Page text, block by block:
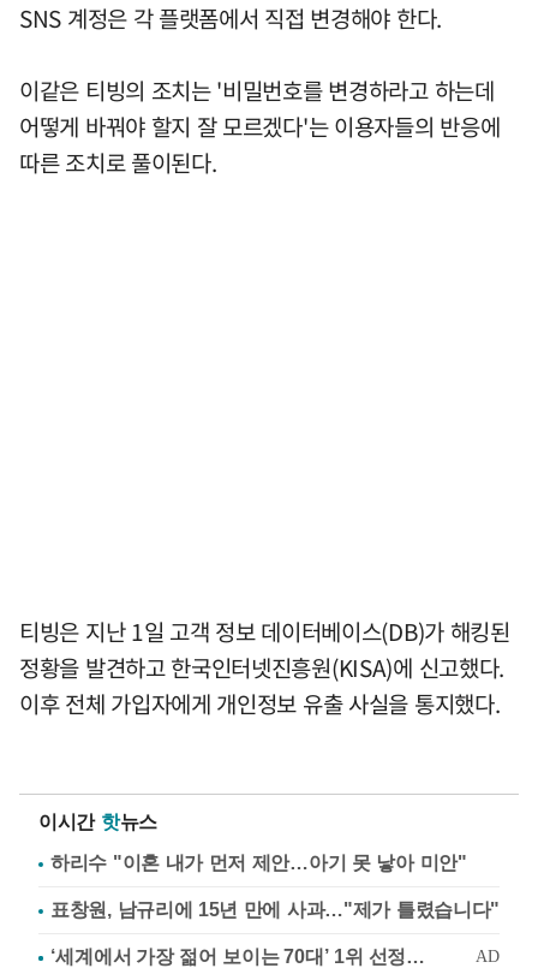
SNS 계정은 각 플랫폼에서 직접 변경해야 한다.
이같은 티빙의 조치는 '비밀번호를 변경하라고 하는데
어떻게 바꿔야 할지 잘 모르겠다'는 이용자들의 반응에
따른 조치로 풀이된다.
티빙은 지난 1일 고객 정보 데이터베이스(DB)가 해킹된
정황을 발견하고 한국인터넷진흥원(KISA)에 신고했다.
이후 전체 가입자에게 개인정보 유출 사실을 통지했다.
이시간 핫뉴스
하리수 "이혼 내가 먼저 제안…아기 못 낳아 미안"
표창원, 남규리에 15년 만에 사과…"제가 틀렸습니다"